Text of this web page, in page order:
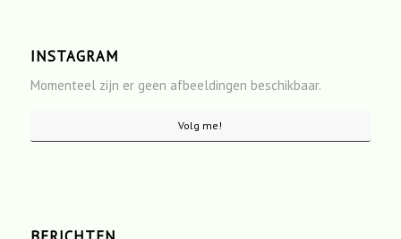
INSTAGRAM
Momenteel zijn er geen afbeeldingen beschikbaar.
Volg me!